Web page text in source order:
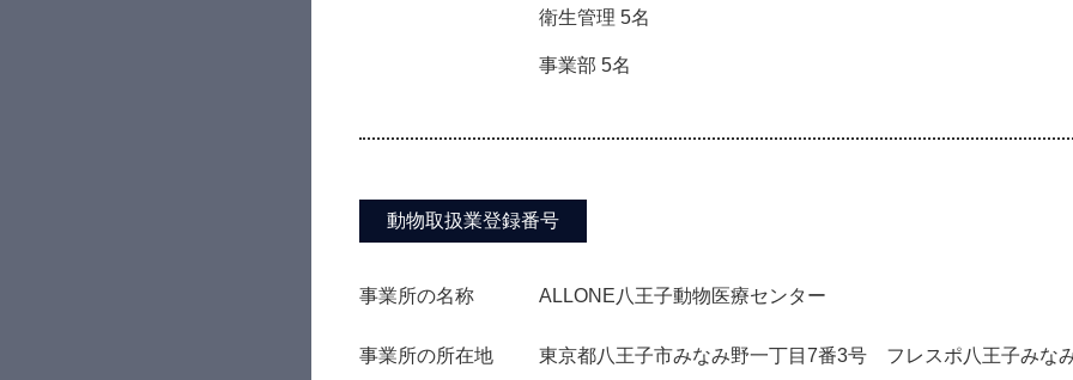
衛生管理 5名
事業部 5名
動物取扱業登録番号
事業所の名称 ALLONE八王子動物医療センター
事業所の所在地 東京都八王子市みなみ野一丁目7番3号 フレスポ八王子みな